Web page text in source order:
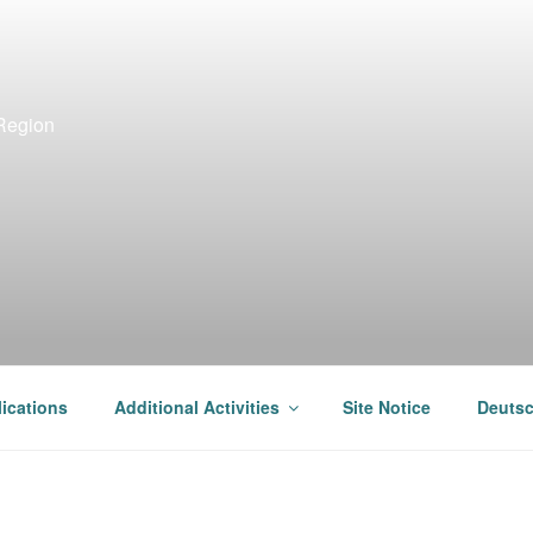
Additional Activities Site Notice